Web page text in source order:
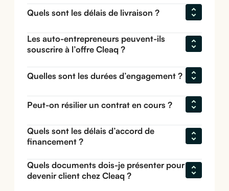
Quels sont les délais de livraison ?
Les auto-entrepreneurs peuvent-ils
souscrire à l’offre Cleaq ?
Quelles sont les durées d’engagement ?
Peut-on résilier un contrat en cours ?
Quels sont les délais d’accord de
financement ?
Quels documents dois-je présenter pour
devenir client chez Cleaq ?